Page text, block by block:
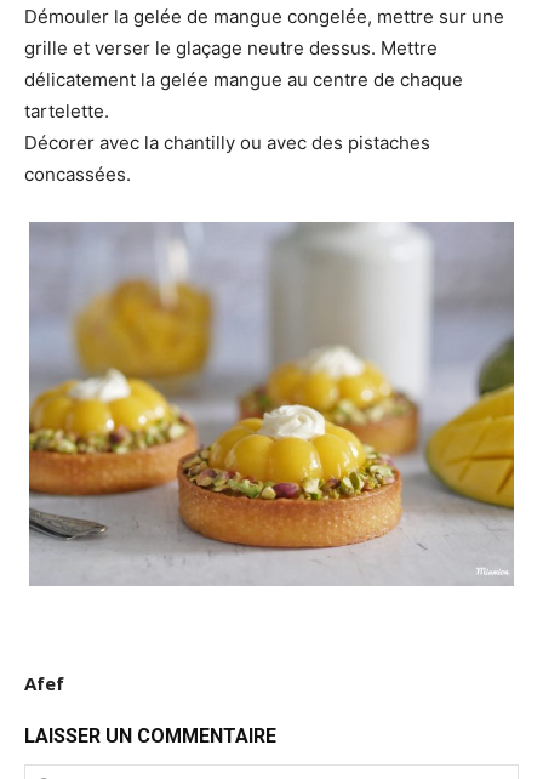
Démouler la gelée de mangue congelée, mettre sur une
grille et verser le glaçage neutre dessus. Mettre
délicatement la gelée mangue au centre de chaque
tartelette.
Décorer avec la chantilly ou avec des pistaches
concassées.
Afef
LAISSER UN COMMENTAIRE